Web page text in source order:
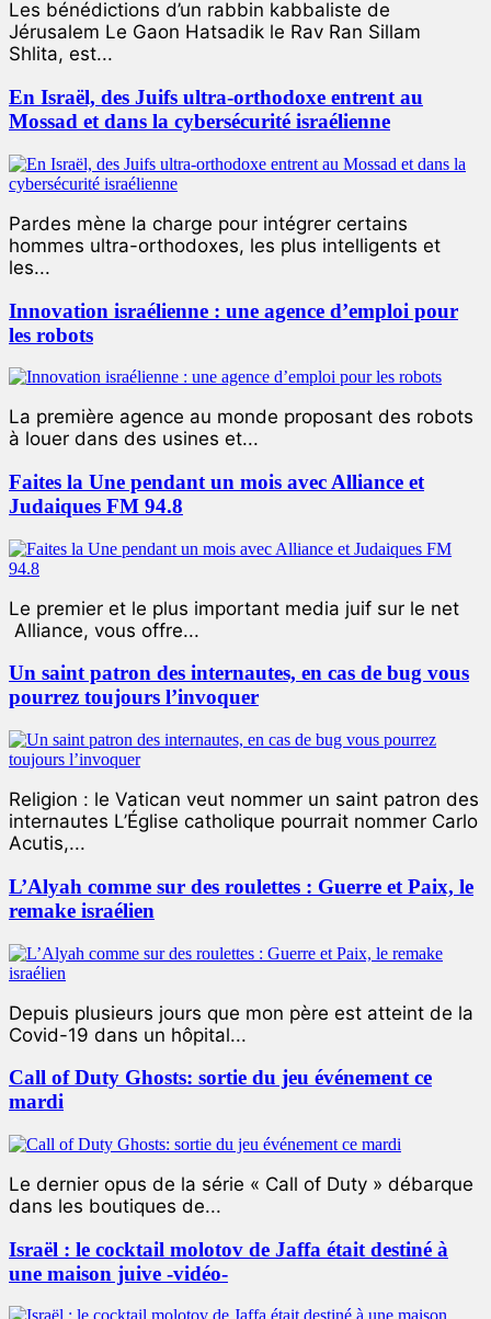
Les bénédictions d’un rabbin kabbaliste de
Jérusalem Le Gaon Hatsadik le Rav Ran Sillam
Shlita, est...
En Israël, des Juifs ultra-orthodoxe entrent au
Mossad et dans la cybersécurité israélienne
Pardes mène la charge pour intégrer certains
hommes ultra-orthodoxes, les plus intelligents et
les...
Innovation israélienne : une agence d’emploi pour
les robots
La première agence au monde proposant des robots
à louer dans des usines et...
Faites la Une pendant un mois avec Alliance et
Judaiques FM 94.8
Le premier et le plus important media juif sur le net
Alliance, vous offre...
Un saint patron des internautes, en cas de bug vous
pourrez toujours l’invoquer
Religion : le Vatican veut nommer un saint patron des
internautes L’Église catholique pourrait nommer Carlo
Acutis,...
L’Alyah comme sur des roulettes : Guerre et Paix, le
remake israélien
Depuis plusieurs jours que mon père est atteint de la
Covid-19 dans un hôpital...
Call of Duty Ghosts: sortie du jeu événement ce
mardi
Le dernier opus de la série « Call of Duty » débarque
dans les boutiques de...
Israël : le cocktail molotov de Jaffa était destiné à
une maison juive -vidéo-